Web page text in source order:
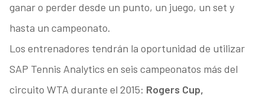
ganar o perder desde un punto, un juego, un set y
hasta un campeonato.
Los entrenadores tendrán la oportunidad de utilizar
SAP Tennis Analytics en seis campeonatos más del
circuito WTA durante el 2015: Rogers Cup,